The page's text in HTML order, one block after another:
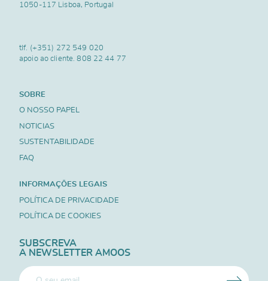
1050-117 Lisboa, Portugal
tlf. (+351) 272 549 020
apoio ao cliente.808 22 44 77
SOBRE
O NOSSO PAPEL
NOTICIAS
SUSTENTABILIDADE
FAQ
INFORMAÇÕES LEGAIS
POLÍTICA DE PRIVACIDADE
POLÍTICA DE COOKIES
SUBSCREVA
A NEWSLETTER AMOOS